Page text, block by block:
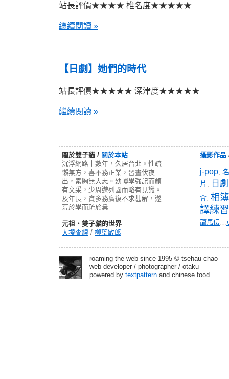
站長評價★★★★ 椎名度★★★★★
繼續閱讀 »
【日劇】她們的時代
站長評價★★★★★ 深津度★★★★★
繼續閱讀 »
關於雙子貓 / 關於本站
沉浮網路十數年，久居台北。性疏
懶無方，喜不務正業，習晝伏夜
出，素胸無大志。幼博學強記而頗
有文采，少周遊列國而略有見識。
及年長，貪多務廣復不求甚解，遂
荒於學而疏於業…
元祖‧雙子貓的世界
大搜查線 / 柳葉敏郎
攝影作品
j-pop,
片 , 日劇
會, 相簿
譯練習
龍馬伝…
roaming the web since 1995 © tsehau chao
web developer / photographer / otaku
powered by textpattern and chinese food